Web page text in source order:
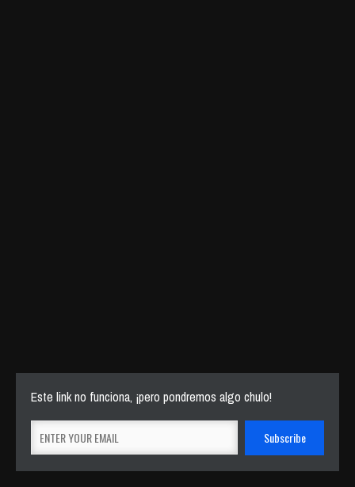
Este link no funciona, ¡pero pondremos algo chulo!